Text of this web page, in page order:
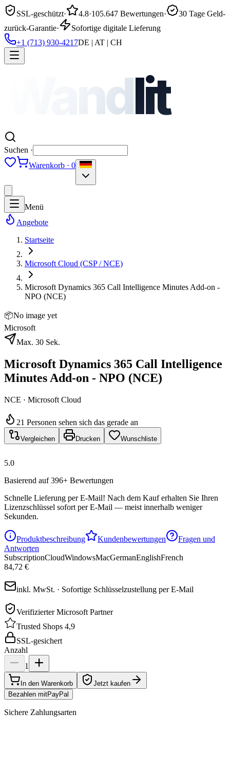
SSL-geschützt· 4.8·105.647 Bewertungen·
30 Tage Geld-
zurück-Garantie·
Sofortige digitale Lieferung
+1 (713) 930-4217DE | AT | CH
Wandlit
Suchen ·
Warenkorb · 0
Menü
Angebote
Startseite
Microsoft Cloud (CSP / NCE)
Microsoft Dynamics 365 Call Intelligence Minutes Add-on -
NPO (NCE)
📦No image yet
Microsoft
Max. 30 Sek.
Microsoft Dynamics 365 Call Intelligence
Minutes Add-on - NPO (NCE)
NCE · Microsoft Cloud
21 Personen sehen sich das gerade an
Vergleichen Drucken Wunschliste
5.0
Basierend auf 396+ Bewertungen
Schnelle Lieferung per E-Mail! Nach dem Kauf erhalten Sie Ihren
Lizenzschlüssel sofort per E-Mail — meist innerhalb weniger
Sekunden.
Produktbeschreibung Kundenbewertungen
Fragen und
Antworten
SubscriptionCloudWindowsMacGermanEnglishFrench
84,72 €
inkl. MwSt. · Sofortige Schlüsselzustellung per E-Mail
Verifizierter Microsoft Partner
Trusted Shops 4,9
SSL-gesichert
Anzahl
1
In den Warenkorb
Jetzt kaufen
Bezahlen mitPayPal
Sichere Zahlungsarten